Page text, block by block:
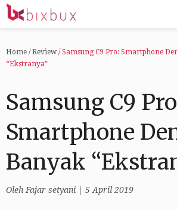
Home / Review/ Samsung C9 Pro: Smartphone
“Ekstranya”
Samsung C9
Smartphone
Banyak
Oleh Fajar setyani | 5 April 2019